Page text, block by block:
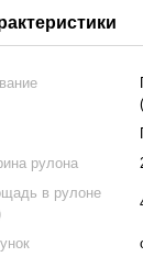
рулона
в рулоне